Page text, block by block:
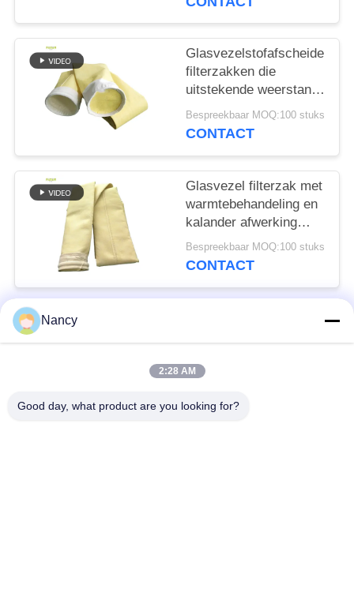
Glasvezelstofafscheider
filterzakken die
uitstekende weerstand
bieden tegen hoge
temperaturen, slijtage
Bespreekbaar MOQ:100 stuks
CONTACT
Glasvezel filterzak met
warmtebehandeling en
kalander afwerking
voor verbeterde
duurzaamheid en stof
Bespreekbaar MOQ:100 stuks
CONTACT
populaire categorieën
Nancy
2:28 AM
Good day, what product are you looking for?